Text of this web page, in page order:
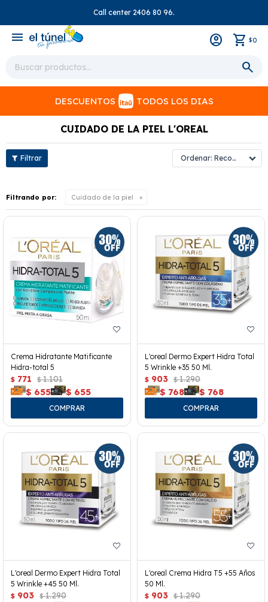
Call center 2406 80 96.
menu $0
DESCUENTOS TODOS LOS DIAS
CUIDADO DE LA PIEL L'OREAL
Recomendados
Filtrando por: Cuidado de la piel
Crema Hidratante Matificante
Hidra-total 5
$ 771 $ 1.101
$ 655 $ 655
L'oreal Dermo Expert Hidra Total
5 Wrinkle +35 50 Ml.
$ 903 $ 1.290
$ 768 $ 768
L'oreal Dermo Expert Hidra Total
5 Wrinkle +45 50 Ml.
$ 903 $ 1.290
L'oreal Crema Hidra T5 +55 Años
50 Ml.
$ 903 $ 1.290
close